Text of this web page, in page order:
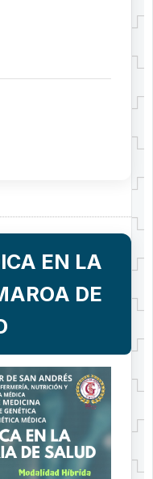
EN LA
DE